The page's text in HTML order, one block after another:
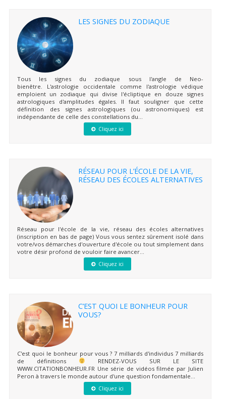
LES SIGNES DU ZODIAQUE
Tous les signes du zodiaque sous l'angle de Neo-
bienêtre. L'astrologie occidentale comme l'astrologie védique
emploient un zodiaque qui divise l'écliptique en douze signes
astrologiques d'amplitudes égales. Il faut souligner que cette
définition des signes astrologiques (ou astronomiques) est
indépendante de celle des constellations du...
Cliquez ici
RÉSEAU POUR L’ÉCOLE DE LA VIE,
RÉSEAU DES ÉCOLES ALTERNATIVES
Réseau pour l'école de la vie, réseau des écoles alternatives
(inscription en bas de page) Vous vous sentez sûrement isolé dans
votre/vos démarches d'ouverture d'école ou tout simplement dans
votre désir profond de vouloir faire avancer...
Cliquez ici
C’EST QUOI LE BONHEUR POUR
VOUS?
C'est quoi le bonheur pour vous ? 7 milliards d'individus 7 milliards
de définitions
RENDEZ-VOUS SUR LE SITE
WWW.CITATIONBONHEUR.FR Une série de vidéos filmée par Julien
Peron à travers le monde autour d'une question fondamentale...
Cliquez ici